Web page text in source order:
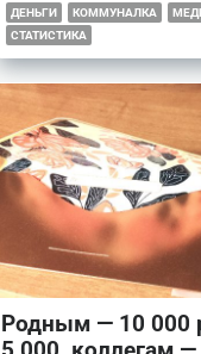
ДЕНЬГИ КОММУНАЛКА
СТАТИСТИКА
Родным — 10 000